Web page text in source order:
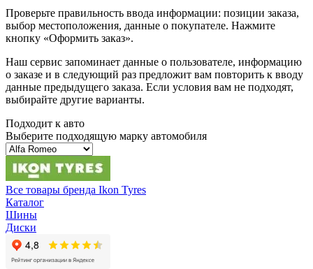
Проверьте правильность ввода информации: позиции заказа,
выбор местоположения, данные о покупателе. Нажмите
кнопку «Оформить заказ».
Наш сервис запоминает данные о пользователе, информацию
о заказе и в следующий раз предложит вам повторить к вводу
данные предыдущего заказа. Если условия вам не подходят,
выбирайте другие варианты.
Подходит к авто
Выберите подходящую марку автомобиля
Все товары бренда Ikon Tyres
Каталог
Шины
Диски